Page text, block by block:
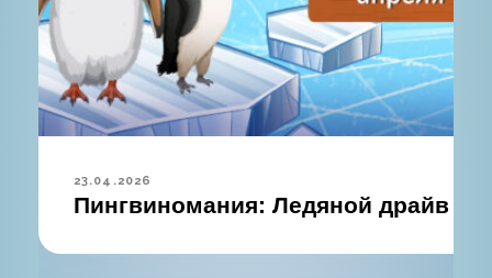
23.04.2026
Пингвиномания: Ледяной драйв с